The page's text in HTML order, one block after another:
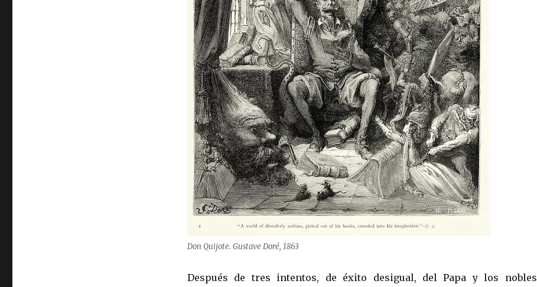
Don Quijote. Gustave Doré, 1863
Después de tres intentos, de éxito desigual, del Papa y los nobles